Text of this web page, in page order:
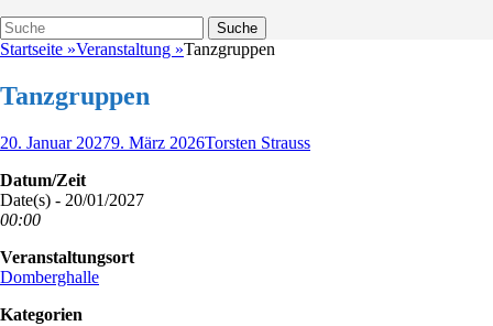
Suche
Suche
nach:
Startseite »Veranstaltung »Tanzgruppen
Tanzgruppen
Veröffentlicht
20. Januar 20279. März 2026Autor
Torsten Strauss
Datum/Zeit
Date(s) - 20/01/2027
00:00
Veranstaltungsort
Domberghalle
Kategorien